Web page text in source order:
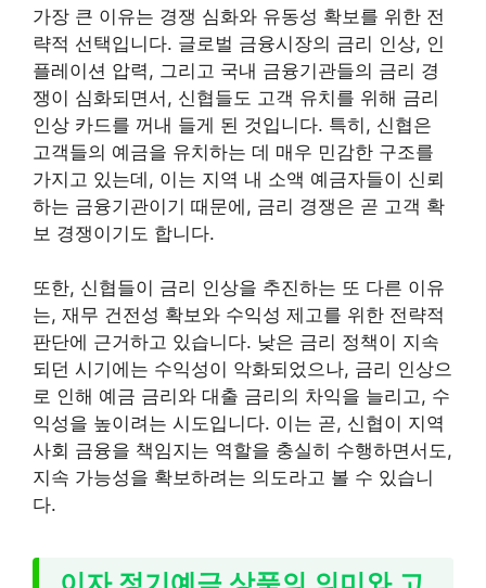
가장 큰 이유는 경쟁 심화와 유동성 확보를 위한 전
략적 선택입니다. 글로벌 금융시장의 금리 인상, 인
플레이션 압력, 그리고 국내 금융기관들의 금리 경
쟁이 심화되면서, 신협들도 고객 유치를 위해 금리
인상 카드를 꺼내 들게 된 것입니다. 특히, 신협은
고객들의 예금을 유치하는 데 매우 민감한 구조를
가지고 있는데, 이는 지역 내 소액 예금자들이 신뢰
하는 금융기관이기 때문에, 금리 경쟁은 곧 고객 확
보 경쟁이기도 합니다.
또한, 신협들이 금리 인상을 추진하는 또 다른 이유
는, 재무 건전성 확보와 수익성 제고를 위한 전략적
판단에 근거하고 있습니다. 낮은 금리 정책이 지속
되던 시기에는 수익성이 악화되었으나, 금리 인상으
로 인해 예금 금리와 대출 금리의 차익을 늘리고, 수
익성을 높이려는 시도입니다. 이는 곧, 신협이 지역
사회 금융을 책임지는 역할을 충실히 수행하면서도,
지속 가능성을 확보하려는 의도라고 볼 수 있습니
다.